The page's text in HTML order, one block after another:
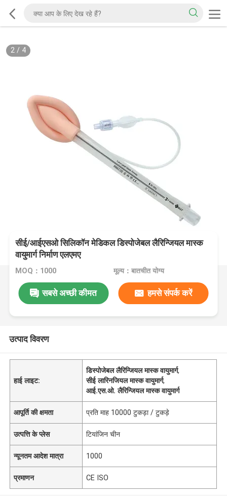
2/ 4
सीई/आईएसओ सिलिकॉन मेडिकल डिस्पोजेबल लैरिन्जियल मास्क
वायुमार्ग निर्माण एलएमए
MOQ：1000 मूल्य：बातचीत योग्य
सबसे अच्छी कीमत हमसे संपर्क करें
उत्पाद विवरण
हाई लाइट:
डिस्पोजेबल लैरिन्जियल मास्क वायुमार्ग,
सीई लारिनजियल मास्क वायुमार्ग,
आई.एस.ओ. लैरिन्जियल मास्क वायुमार्ग
आपूर्ति की क्षमता प्रति माह 10000 टुकड़ा / टुकड़े
उत्पत्ति के प्लेस टियांजिन चीन
न्यूनतम आदेश मात्रा 1000
प्रमाणन CE ISO